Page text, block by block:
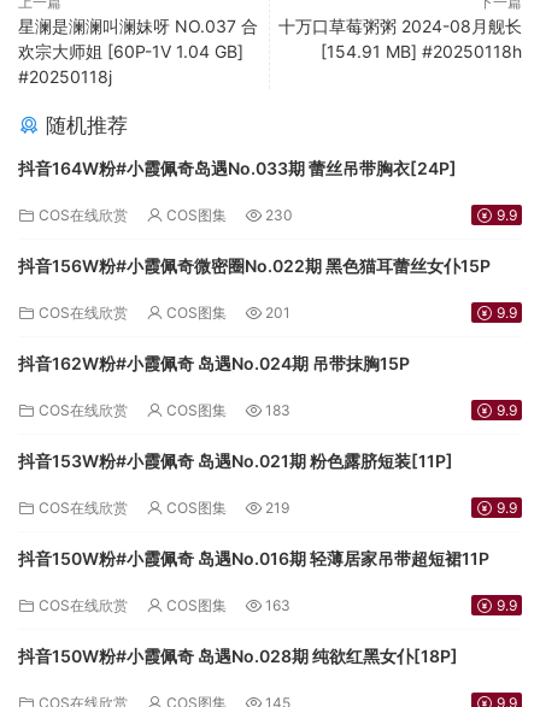
星澜是澜澜叫澜妹呀 NO.037 合
欢宗大师姐 [60P-1V 1.04 GB]
#20250118j
十万口草莓粥粥 2024-08月舰长
[154.91 MB] #20250118h
随机推荐
抖音164W粉#小霞佩奇岛遇No.033期 蕾丝吊带胸衣[24P]
COS在线欣赏 COS图集 230 9.9
抖音156W粉#小霞佩奇微密圈No.022期 黑色猫耳蕾丝女仆15P
COS在线欣赏 COS图集 201 9.9
抖音162W粉#小霞佩奇 岛遇No.024期 吊带抹胸15P
COS在线欣赏 COS图集 183 9.9
抖音153W粉#小霞佩奇 岛遇No.021期 粉色露脐短装[11P]
COS在线欣赏 COS图集 219 9.9
抖音150W粉#小霞佩奇 岛遇No.016期 轻薄居家吊带超短裙11P
COS在线欣赏 COS图集 163 9.9
抖音150W粉#小霞佩奇 岛遇No.028期 纯欲红黑女仆[18P]
COS在线欣赏 COS图集 145 9.9